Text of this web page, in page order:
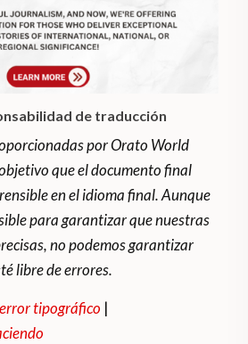
de traducción
por Orato World
que el documento final
en el idioma final. Aunque
para garantizar que nuestras
no podemos garantizar
libre de errores.
tipográfico |